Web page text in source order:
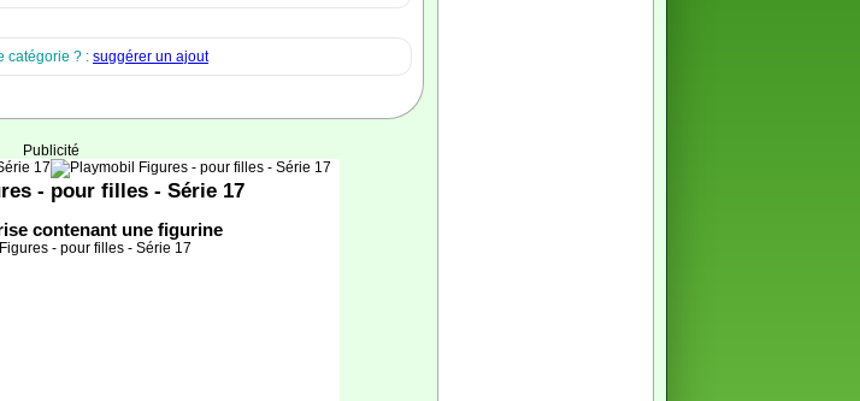
catégorie ? : suggérer un ajout
Publicité
- pour filles - Série 17
contenant une figurine